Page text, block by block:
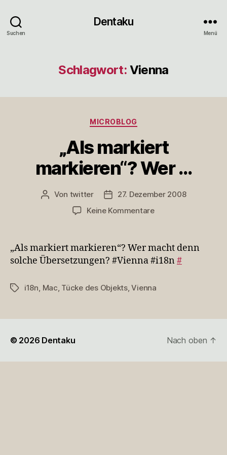
Suchen
Dentaku
Menü
Schlagwort: Vienna
Kategorien
MICROBLOG
„Als markiert
markieren“? Wer …
Beitragsautor
Von twitter Veröffentlichungsdatum
27. Dezember 2008
Keine Kommentarezu
markieren“?
Wer
…
„Als markiert markieren“? Wer macht denn
solche Übersetzungen? #Vienna #i18n #
Schlagwörter
i18n Mac Tücke des Objekts,Vienna
© 2026 Dentaku Nach oben ↑